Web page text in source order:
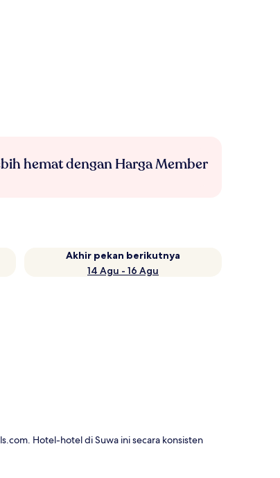
hemat dengan Harga Member
Akhir pekan berikutnya
14 Agu - 16 Agu
Hotel-hotel di Suwa ini secara konsisten